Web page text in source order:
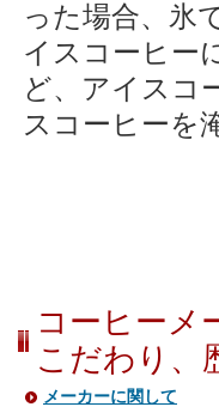
った場合、氷
イスコーヒー
ど、アイスコ
スコーヒーを
コーヒーメ
こだわり、
メーカーに関して